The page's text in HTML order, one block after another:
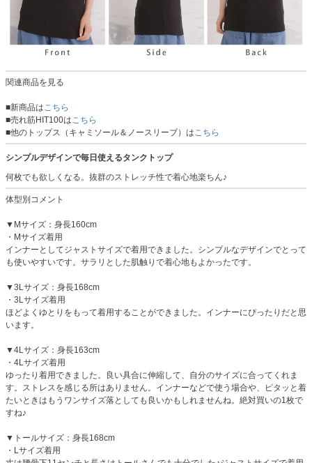
関連商品を見る
■新商品はこちら
■売れ筋HIT100はこちら
■他のトップス（キャミソール＆ノースリーブ）はこちら
シンプルデザインで毎日使えるタンクトップ
何枚でも欲しくなる。抜群のストレッチ性で着心地楽ちん♪
体型別コメント
▼Mサイズ：身長160cm
・Mサイズ着用
インナーとしてジャストサイズで着用できました。シンプルなデザインでとって
も使いやすいです。サラリとした肌触りで着心地もよかったです。
▼3Lサイズ：身長168cm
・3Lサイズ着用
ほどよくゆとりをもって着用することができました。インナーにぴったりだと思
います。
▼4Lサイズ：身長163cm
・4Lサイズ着用
ゆったり着用できました。良い具合に伸縮して、自分のサイズに合ってくれま
す。ストレスを感じる所はありません。インナーなどで使う場合や、ピタッと着
たいときはもうワンサイズ落としても良いかもしれませんね。絶対買いの1枚で
すね♪
▼トールサイズ：身長168cm
・Lサイズ着用